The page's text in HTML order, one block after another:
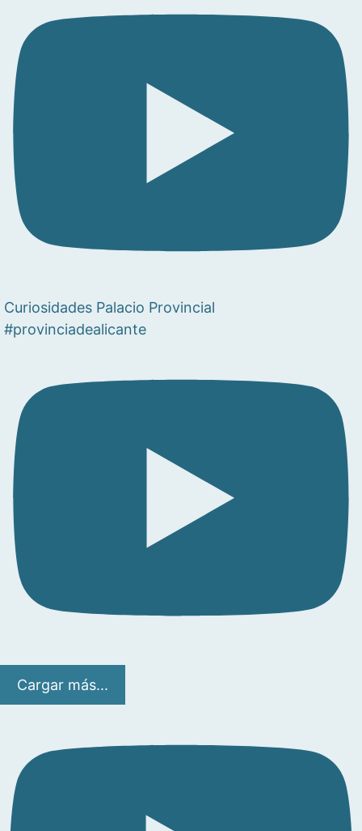
Curiosidades Palacio Provincial
#provinciadealicante
Cargar más...